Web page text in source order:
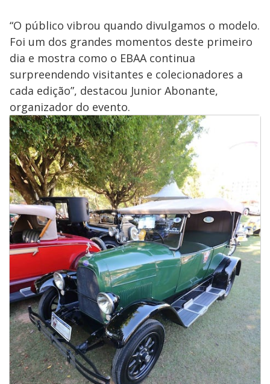
“O público vibrou quando divulgamos o modelo.
Foi um dos grandes momentos deste primeiro
dia e mostra como o EBAA continua
surpreendendo visitantes e colecionadores a
cada edição”, destacou Junior Abonante,
organizador do evento.